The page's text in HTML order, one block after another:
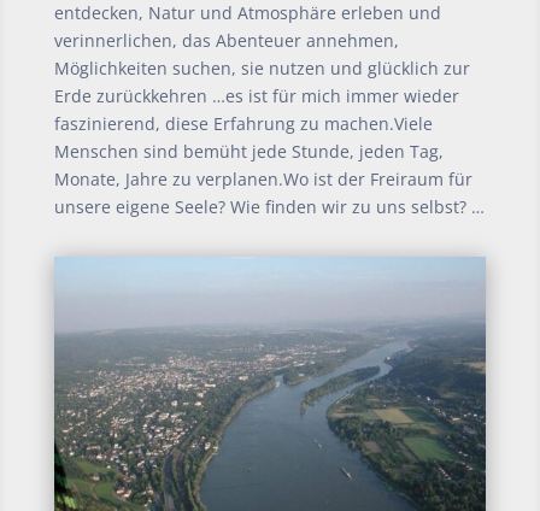
entdecken, Natur und Atmosphäre erleben und
verinnerlichen, das Abenteuer annehmen,
Möglichkeiten suchen, sie nutzen und glücklich zur
Erde zurückkehren …es ist für mich immer wieder
faszinierend, diese Erfahrung zu machen.Viele
Menschen sind bemüht jede Stunde, jeden Tag,
Monate, Jahre zu verplanen.Wo ist der Freiraum für
unsere eigene Seele? Wie finden wir zu uns selbst? …